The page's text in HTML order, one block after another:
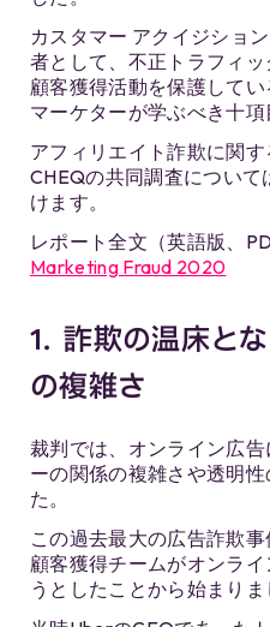
カスタマー アクイジショ
者として、不正トラフィ
顧客獲得活動を保護して
マーケターが学ぶべき十項
アフィリエイト詐欺に関
CHEQの共同調査につい
けます。
レポート全文（英語版、
Marketing Fraud 2020
1. 詐欺の温床と
の複雑さ
裁判では、オンライン広
ーの関係の複雑さや透明
た。
この過去最大の広告詐欺事
顧客獲得チームがオンラ
うとしたことから始まりま